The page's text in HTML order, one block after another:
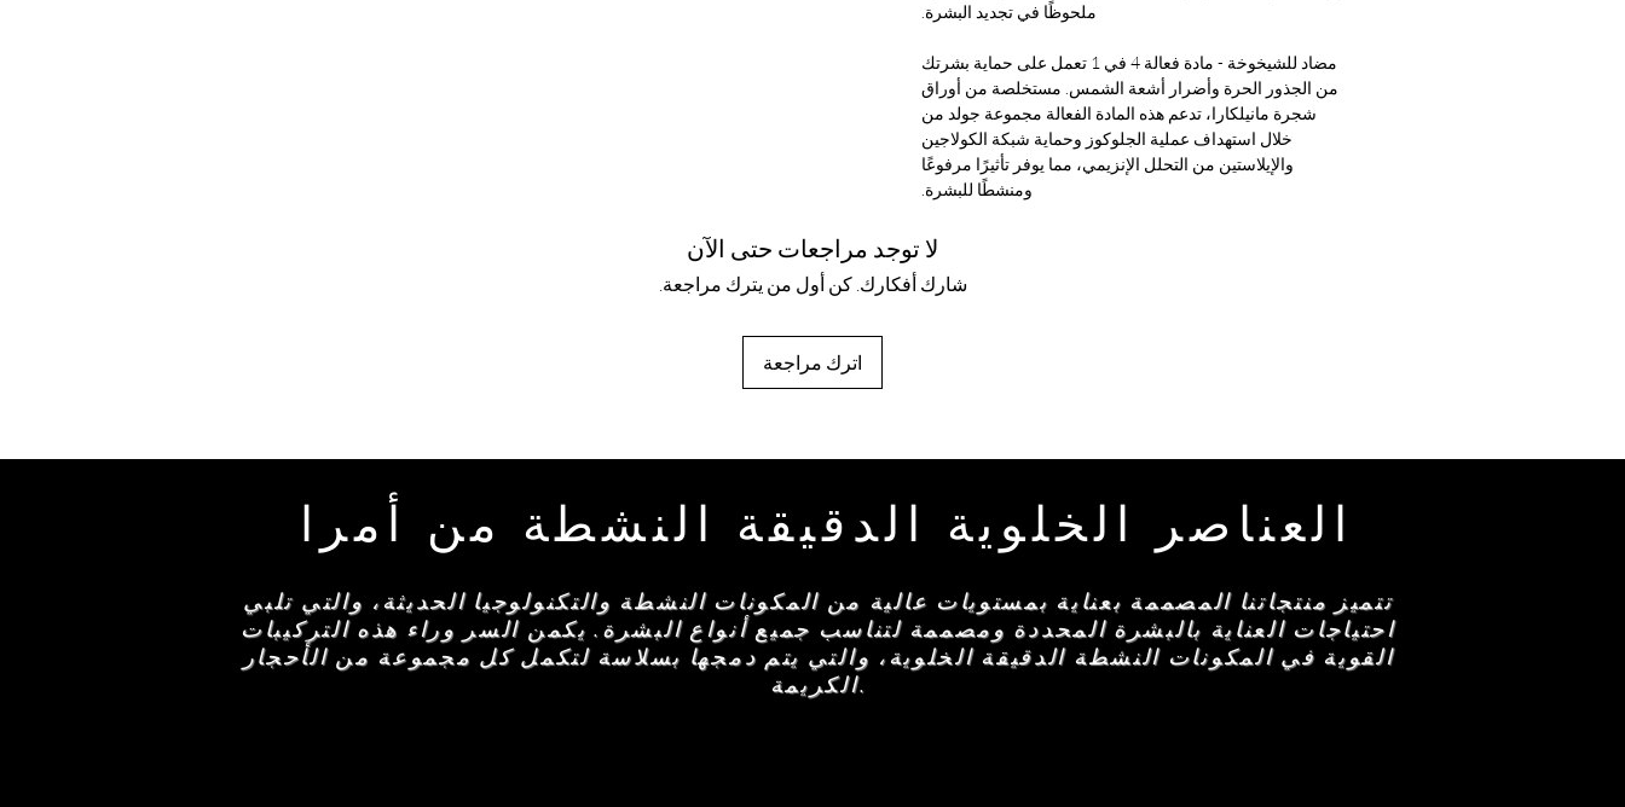
ملحوظًا في تجديد البشرة.
مضاد للشيخوخة - مادة فعالة 4 في 1 تعمل على حماية بشرتك
من الجذور الحرة وأضرار أشعة الشمس. مستخلصة من أوراق
شجرة مانيلكارا، تدعم هذه المادة الفعالة مجموعة جولد من
خلال استهداف عملية الجلوكوز وحماية شبكة الكولاجين
والإيلاستين من التحلل الإنزيمي، مما يوفر تأثيرًا مرفوعًا
ومنشطًا للبشرة.
لا توجد مراجعات حتى الآن
شارك أفكارك. كن أول من يترك مراجعة.
اترك مراجعة
العناصر الخلوية الدقيقة النشطة من أمرا
تتميز منتجاتنا المصممة بعناية بمستويات عالية من المكونات النشطة والتكنولوجيا الحديثة، والتي تلبي
احتياجات العناية بالبشرة المحددة ومصممة لتناسب جميع أنواع البشرة. يكمن السر وراء هذه التركيبات
القوية في المكونات النشطة الدقيقة الخلوية، والتي يتم دمجها بسلاسة لتكمل كل مجموعة من الأحجار
الكريمة.